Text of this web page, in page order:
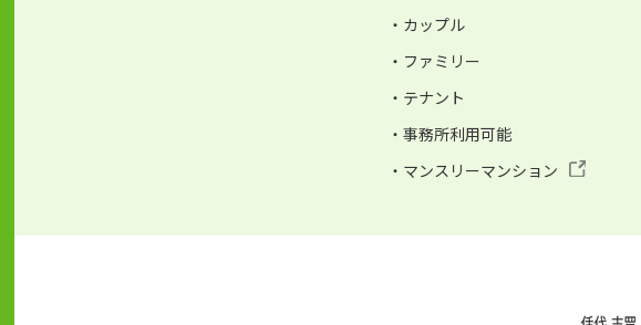
・カップル
・ファミリー
・テナント
・事務所利用可能
・マンスリーマンション